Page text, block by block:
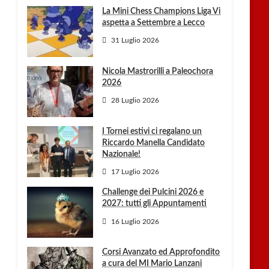
La Mini Chess Champions Liga Vi
aspetta a Settembre a Lecco
31 Luglio 2026
Nicola Mastrorilli a Paleochora
2026
28 Luglio 2026
I Tornei estivi ci regalano un
Riccardo Manella Candidato
Nazionale!
17 Luglio 2026
Challenge dei Pulcini 2026 e
2027: tutti gli Appuntamenti
16 Luglio 2026
Corsi Avanzato ed Approfondito
a cura del MI Mario Lanzani